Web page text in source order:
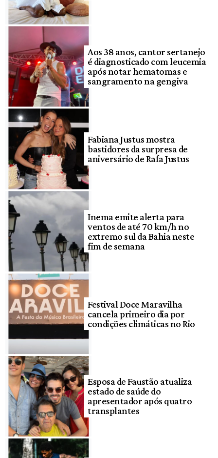
Aos 38 anos, cantor sertanejo
é diagnosticado com leucemia
após notar hematomas e
sangramento na gengiva
Fabiana Justus mostra
bastidores da surpresa de
aniversário de Rafa Justus
Inema emite alerta para
ventos de até 70 km/h no
extremo sul da Bahia neste
fim de semana
Festival Doce Maravilha
cancela primeiro dia por
condições climáticas no Rio
Esposa de Faustão atualiza
estado de saúde do
apresentador após quatro
transplantes